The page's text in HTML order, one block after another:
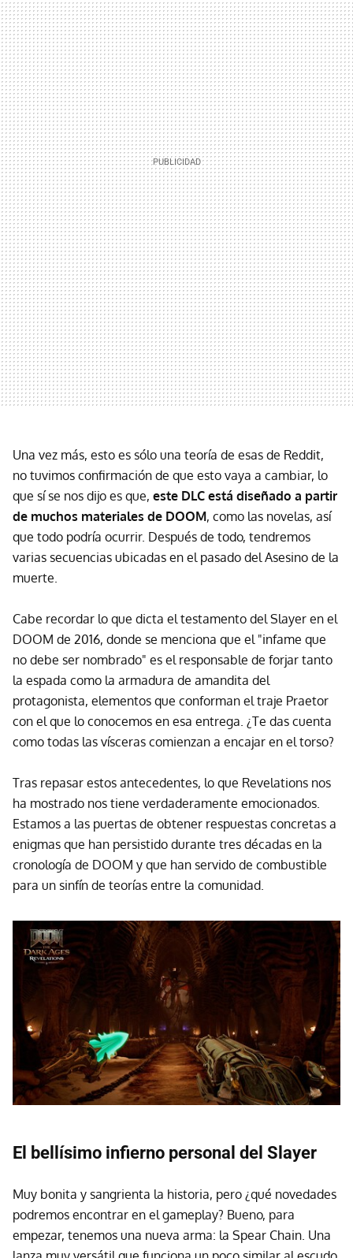
Una vez más, esto es sólo una teoría de esas de Reddit,
no tuvimos confirmación de que esto vaya a cambiar, lo
que sí se nos dijo es que, este DLC está diseñado a partir
de muchos materiales de DOOM, como las novelas, así
que todo podría ocurrir. Después de todo, tendremos
varias secuencias ubicadas en el pasado del Asesino de la
muerte.
Cabe recordar lo que dicta el testamento del Slayer en el
DOOM de 2016, donde se menciona que el "infame que
no debe ser nombrado" es el responsable de forjar tanto
la espada como la armadura de amandita del
protagonista, elementos que conforman el traje Praetor
con el que lo conocemos en esa entrega. ¿Te das cuenta
como todas las vísceras comienzan a encajar en el torso?
Tras repasar estos antecedentes, lo que Revelations nos
ha mostrado nos tiene verdaderamente emocionados.
Estamos a las puertas de obtener respuestas concretas a
enigmas que han persistido durante tres décadas en la
cronología de DOOM y que han servido de combustible
para un sinfín de teorías entre la comunidad.
El bellísimo infierno personal del Slayer
Muy bonita y sangrienta la historia, pero ¿qué novedades
podremos encontrar en el gameplay? Bueno, para
empezar, tenemos una nueva arma: la Spear Chain. Una